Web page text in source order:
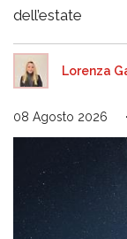
dell’estate
Lorenza
08 Agosto 2026